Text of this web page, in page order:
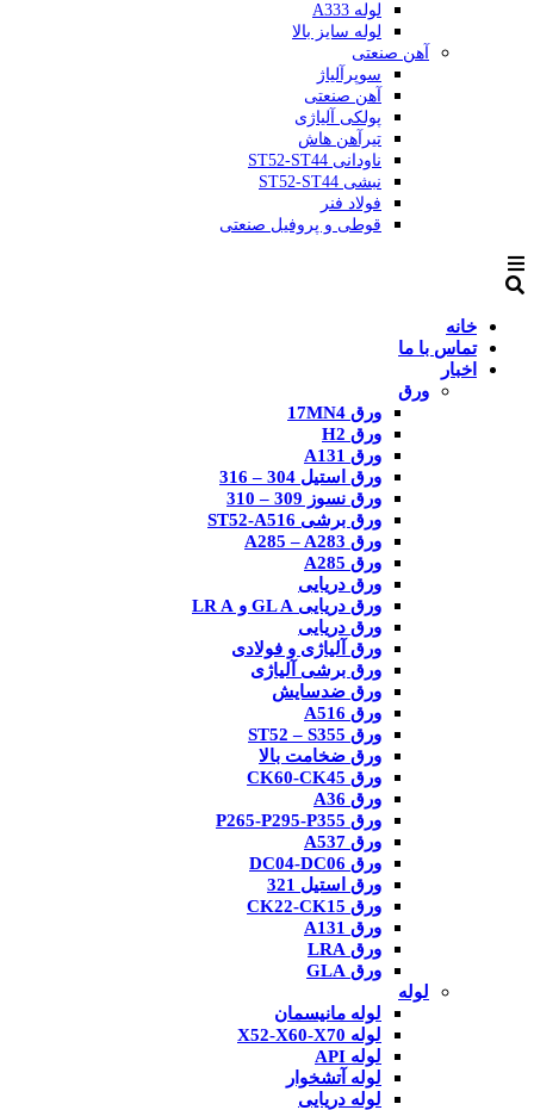
لوله A333
لوله سایز بالا
آهن صنعتی
سوپرآلیاژ
آهن صنعتی
پولکی آلیاژی
تیرآهن هاش
ناودانی ST52-ST44
نبشی ST52-ST44
فولاد فنر
قوطی و پروفیل صنعتی
خانه
تماس با ما
اخبار
ورق
ورق 17MN4
ورق H2
ورق A131
ورق استیل 304 – 316
ورق نسوز 309 – 310
ورق برشی ST52-A516
ورق A285 – A283
ورق A285
ورق دریایی
ورق دریایی GL A و LR A
ورق دریایی
ورق آلیاژی و فولادی
ورق برشی آلیاژی
ورق ضدسایش
ورق A516
ورق ST52 – S355
ورق ضخامت بالا
ورق CK60-CK45
ورق A36
ورق P265-P295-P355
ورق A537
ورق DC04-DC06
ورق استیل 321
ورق CK22-CK15
ورق A131
ورق LRA
ورق GLA
لوله
لوله مانیسمان
لوله X52-X60-X70
لوله API
لوله آتشخوار
لوله دریایی